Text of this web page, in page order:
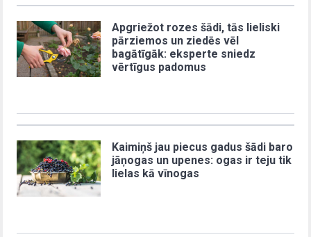
Apgriežot rozes šādi, tās lieliski
pārziemos un ziedēs vēl
bagātīgāk: eksperte sniedz
vērtīgus padomus
Kaimiņš jau piecus gadus šādi baro
jāņogas un upenes: ogas ir teju tik
lielas kā vīnogas